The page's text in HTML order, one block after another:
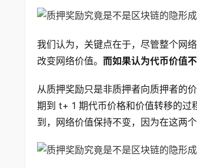
我们认为，关键点在于，尽管整个网
改变网络价值。 而如果认为代币价值
从质押奖励只是非质押者向质押者的
期到 t+ 1 期代币价格和价值转移的
到，网络价值保持不变，因为在这两